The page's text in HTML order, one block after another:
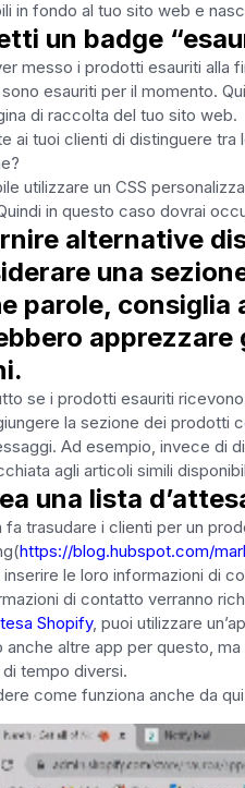
in fondo al tuo sito web e
un badge
messo i prodotti esauriti alla
esauriti per il momento.
di raccolta del tuo sito web.
ai tuoi clienti di distinguere tra
utilizzare un CSS
in questo caso dovrai
alternative
una
parole,
se i prodotti esauriti
la sezione dei prodotti
Ad esempio, invece di
agli articoli simili
una lista
fa trasudare i clienti per un
https://blog.hubspot.com/
inserire le loro informazioni di
di contatto verranno
Shopify, puoi utilizzare
anche altre app per questo,
di tempo diversi.
come funziona anche da